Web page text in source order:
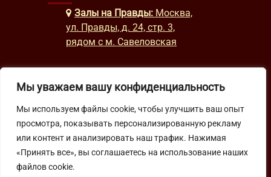
Мы уважаем вашу конфиденциальность
Мы используем файлы cookie, чтобы улучшить ваш опыт
просмотра, показывать персонализированную рекламу
или контент и анализировать наш трафик. Нажимая
«Принять все», вы соглашаетесь на использование наших
файлов cookie.
Залы на Правды: Москва,
ул. Правды, д. 24, стр. 3,
рядом с м. Савеловская
Часы работы
будни: с 9:00 до 22:00
выходные: с 10:00 до 19:30
Подпишитесь на нашу рассылку